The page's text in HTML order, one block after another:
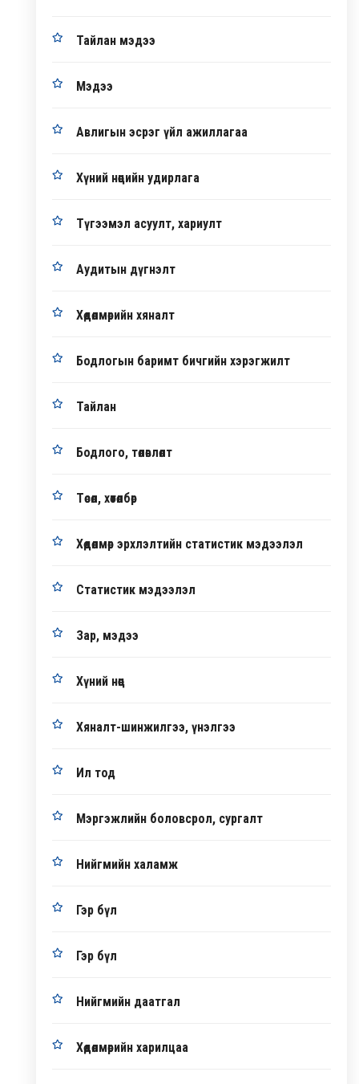
Тайлан мэдээ
Мэдээ
Авлигын эсрэг үйл ажиллагаа
Хүний нөөцийн удирлага
Түгээмэл асуулт, хариулт
Аудитын дүгнэлт
Хөдөлмөрийн хяналт
Бодлогын баримт бичгийн хэрэгжилт
Тайлан
Бодлого, төлөвлөлт
Төсөл, хөтөлбөр
Хөдөлмөр эрхлэлтийн статистик мэдээлэл
Статистик мэдээлэл
Зар, мэдээ
Хүний нөөц
Хяналт-шинжилгээ, үнэлгээ
Ил тод
Мэргэжлийн боловсрол, сургалт
Нийгмийн халамж
Гэр бүл
Гэр бүл
Нийгмийн даатгал
Хөдөлмөрийн харилцаа